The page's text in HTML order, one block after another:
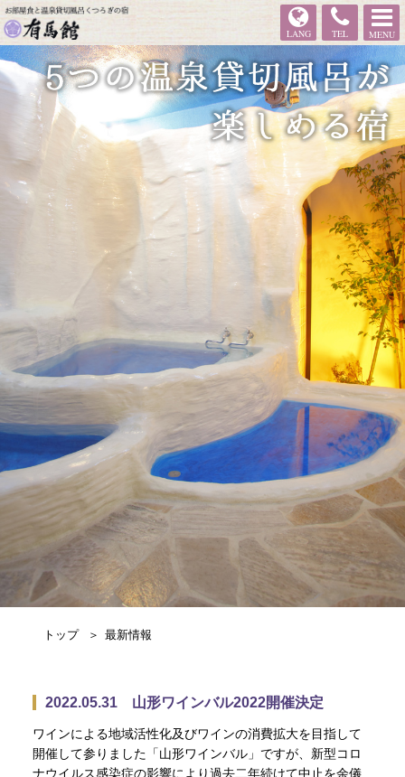
有馬館
LANG TEL MENU
トップ 最新情報
2022.05.31 山形ワインバル2022開催決定
ワインによる地域活性化及びワインの消費拡大を目指して
開催して参りました「山形ワインバル」ですが、新型コロ
ナウイルス感染症の影響により過去二年続けて中止を余儀